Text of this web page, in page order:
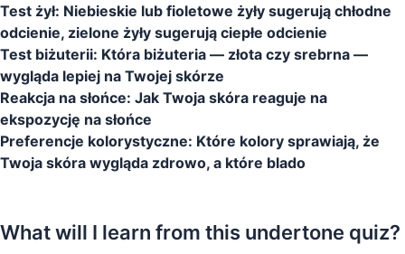
Test żył: Niebieskie lub fioletowe żyły sugerują chłodne
odcienie, zielone żyły sugerują ciepłe odcienie
Test biżuterii: Która biżuteria — złota czy srebrna —
wygląda lepiej na Twojej skórze
Reakcja na słońce: Jak Twoja skóra reaguje na
ekspozycję na słońce
Preferencje kolorystyczne: Które kolory sprawiają, że
Twoja skóra wygląda zdrowo, a które blado
What will I learn from this undertone quiz?